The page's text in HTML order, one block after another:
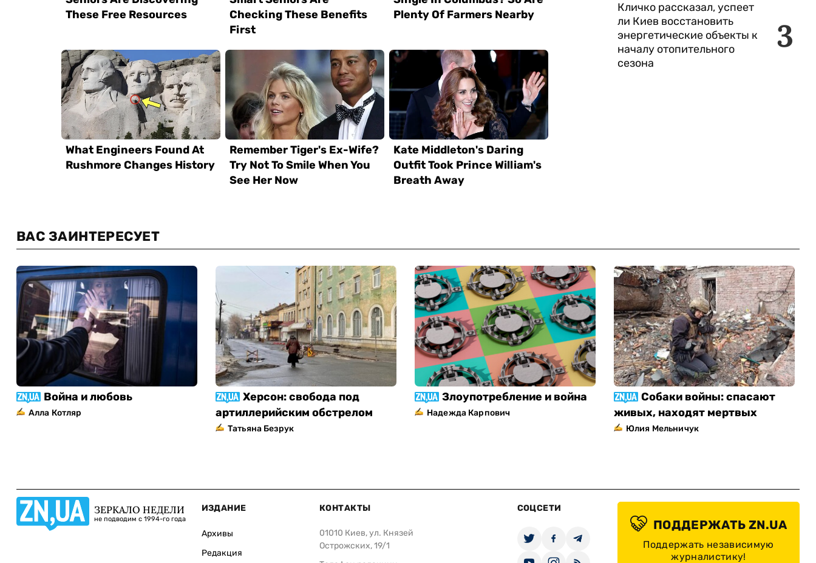
3
Кличко рассказал, успеет
ли Киев восстановить
энергетические объекты к
началу отопительного
сезона
ВАС ЗАИНТЕРЕСУЕТ
Война и любовь
Алла Котляр
Херсон: свобода под
артиллерийским обстрелом
Татьяна Безрук
Злоупотребление и война
Надежда Карпович
Собаки войны: спасают
живых, находят мертвых
Юлия Мельничук
ЗЕРКАЛО НЕДЕЛИ
не подводим с 1994-го года
ИЗДАНИЕ
Архивы
Редакция
КОНТАКТЫ
01010 Киев, ул. Князей
Острожских, 19/1
СОЦСЕТИ
ПОДДЕРЖАТЬ ZN.UA
Поддержать независимую
журналистику!